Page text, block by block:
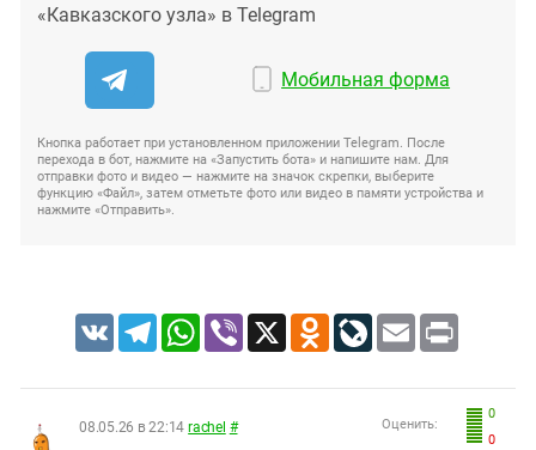
«Кавказского узла» в Telegram
Мобильная форма
Кнопка работает при установленном приложении Telegram. После
перехода в бот, нажмите на «Запустить бота» и напишите нам. Для
отправки фото и видео — нажмите на значок скрепки, выберите
функцию «Файл», затем отметьте фото или видео в памяти устройства и
нажмите «Отправить».
VK TelegramWhatsApp
Viber X Odnoklassniki
LiveJournal
Email Print
0
0
Оценить:
08.05.26 в 22:14 rachel #